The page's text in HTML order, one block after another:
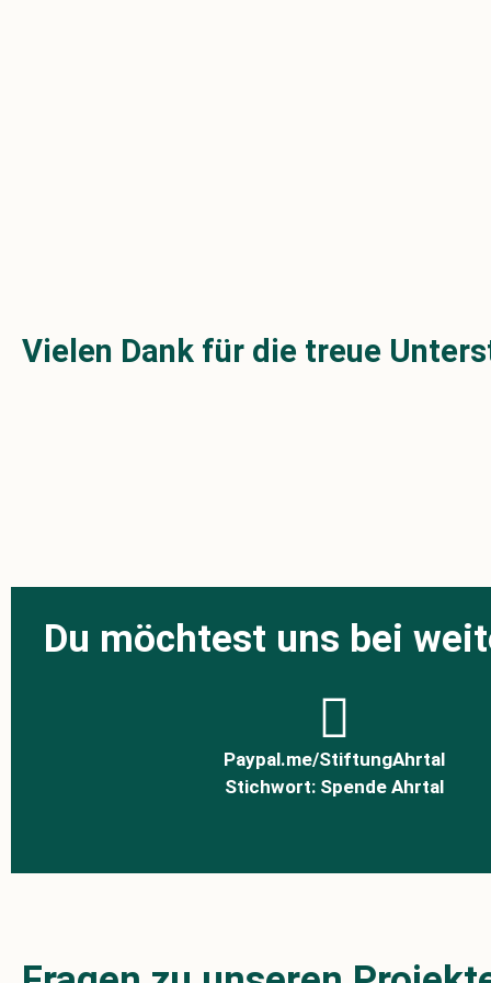
Vielen Dank für die treue
Du möchtest uns bei
Paypal.me/StiftungAhrtal
Stichwort: Spende Ahrtal